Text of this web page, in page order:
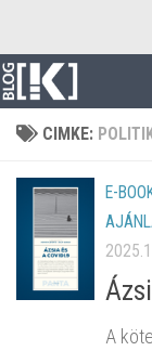
CIMKE:
E-
A